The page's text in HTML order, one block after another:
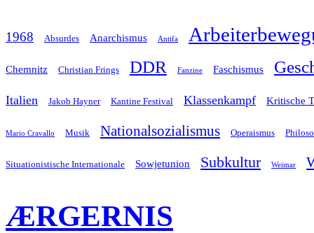
1968 Absurdes Anarchismus Antifa
Chemnitz Christian Frings DDR Fanzine Faschismus
Italien Jakob Hayner Kantine Festival Klassenkampf Kritische
Mario Cravallo Musik Nationalsozialismus Operaismus
Situationistische Internationale Sowjetunion Subkultur Weimar
ÆRGERNIS